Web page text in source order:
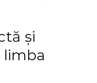
și
limba